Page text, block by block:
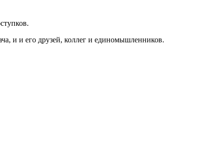
и и его друзей, коллег и единомышленников.